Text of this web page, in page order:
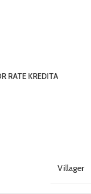
RATE KREDITA
Villager